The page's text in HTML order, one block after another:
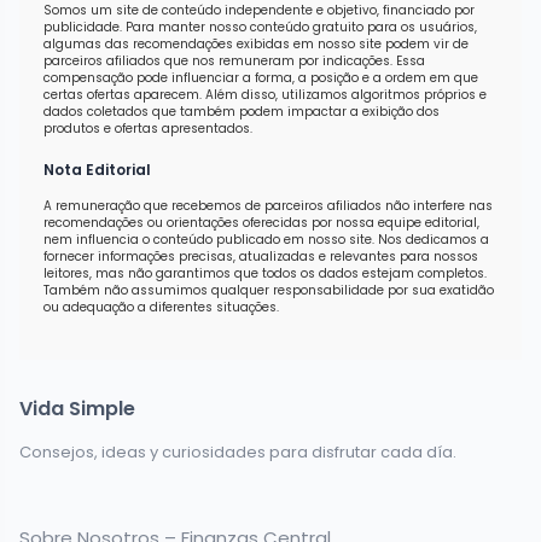
Somos um site de conteúdo independente e objetivo, financiado por
publicidade. Para manter nosso conteúdo gratuito para os usuários,
algumas das recomendações exibidas em nosso site podem vir de
parceiros afiliados que nos remuneram por indicações. Essa
compensação pode influenciar a forma, a posição e a ordem em que
certas ofertas aparecem. Além disso, utilizamos algoritmos próprios e
dados coletados que também podem impactar a exibição dos
produtos e ofertas apresentados.
Nota Editorial
A remuneração que recebemos de parceiros afiliados não interfere nas
recomendações ou orientações oferecidas por nossa equipe editorial,
nem influencia o conteúdo publicado em nosso site. Nos dedicamos a
fornecer informações precisas, atualizadas e relevantes para nossos
leitores, mas não garantimos que todos os dados estejam completos.
Também não assumimos qualquer responsabilidade por sua exatidão
ou adequação a diferentes situações.
Vida Simple
Consejos, ideas y curiosidades para disfrutar cada día.